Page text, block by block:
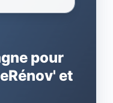
pour
et